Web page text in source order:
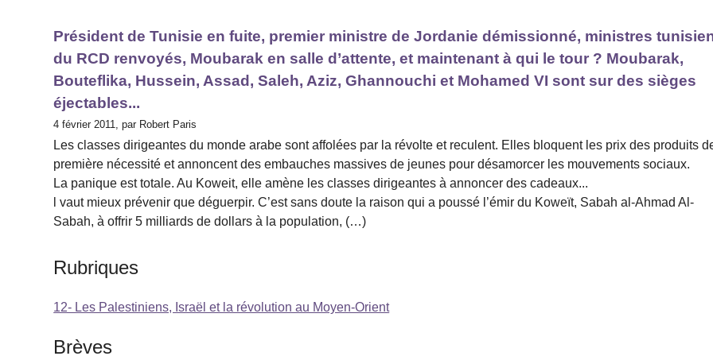
Président de Tunisie en fuite, premier ministre de Jordanie démissionné, ministres
du RCD renvoyés, Moubarak en salle d’attente, et maintenant à qui le tour ? Moubarak,
Bouteflika, Hussein, Assad, Saleh, Aziz, Ghannouchi et Mohamed VI sont sur des sièges
éjectables...
4 février 2011, par Robert Paris
Les classes dirigeantes du monde arabe sont affolées par la révolte et reculent. Elles bloquent les prix des produits
première nécessité et annoncent des embauches massives de jeunes pour désamorcer les mouvements sociaux.
La panique est totale. Au Koweit, elle amène les classes dirigeantes à annoncer des cadeaux...
l vaut mieux prévenir que déguerpir. C’est sans doute la raison qui a poussé l’émir du Koweït, Sabah al-Ahmad Al-
Sabah, à offrir 5 milliards de dollars à la population, (…)
Rubriques
12- Les Palestiniens, Israël et la révolution au Moyen-Orient
Brèves